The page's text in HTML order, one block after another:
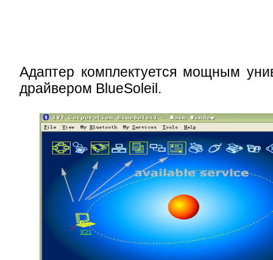
Адаптер комплектуется мощным
драйвером BlueSoleil.